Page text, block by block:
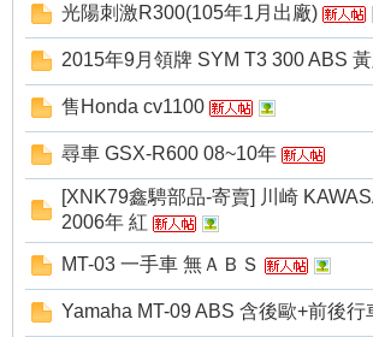
光陽刺激R300(105年1月出廠)
2015年9月領牌 SYM T3 300 ABS
售Honda cv1100
尋車 GSX-R600 08~10年
[XNK79鑫騁部品-寄賣] 川崎
2006年 紅
MT-03 一手車 無ＡＢＳ
Yamaha MT-09 ABS 含後歐+前後行